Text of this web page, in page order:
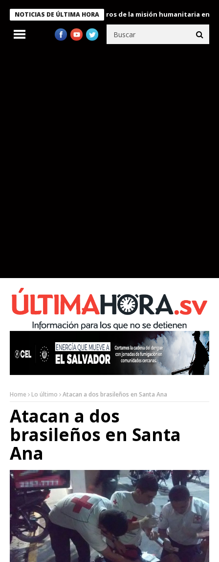
NOTICIAS DE ÚLTIMA HORA
Bukele condecora a miembros de la misión humanitaria enviada a
Home Lo último Atacan a dos brasileños en Santa Ana
Atacan a dos
brasileños en Santa
Ana